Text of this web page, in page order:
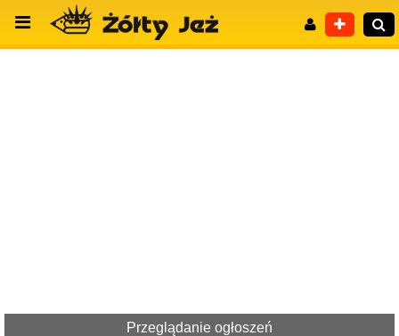
Przeglądanie ogłoszeń